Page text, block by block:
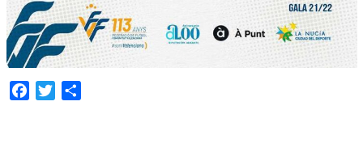
Facebook
Twitter